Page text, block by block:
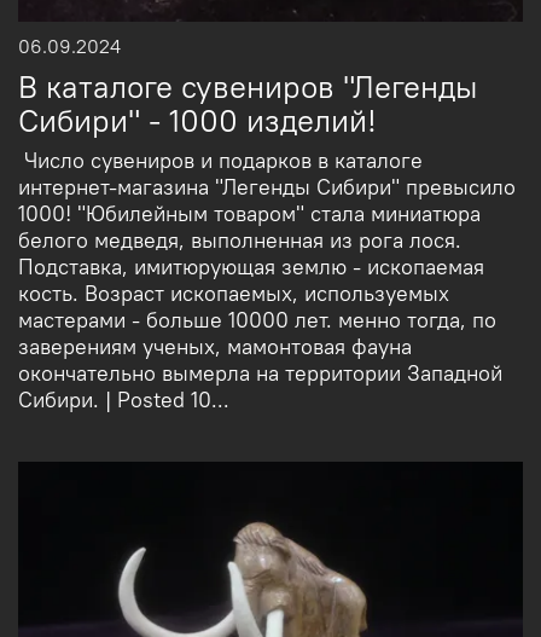
06.09.2024
В каталоге сувениров "Легенды
Сибири" - 1000 изделий!
Число сувениров и подарков в каталоге
интернет-магазина "Легенды Сибири" превысило
1000! "Юбилейным товаром" стала миниатюра
белого медведя, выполненная из рога лося.
Подставка, имитюрующая землю - ископаемая
кость. Возраст ископаемых, используемых
мастерами - больше 10000 лет. менно тогда, по
заверениям ученых, мамонтовая фауна
окончательно вымерла на территории Западной
Сибири. | Posted 10...